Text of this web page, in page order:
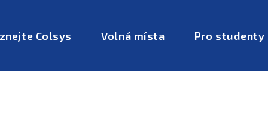
Colsys Volná místa Pro studenty